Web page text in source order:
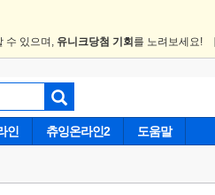
수 있으며, 유니크당첨 기회 를 노려보세요!
인 츄잉온라인2 도움말